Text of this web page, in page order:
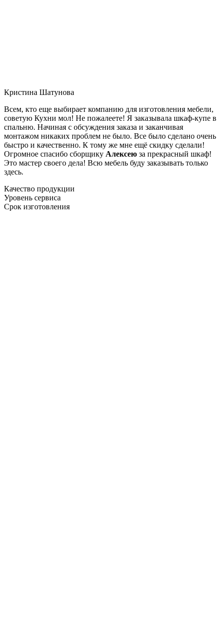
Кристина Шатунова
Всем, кто еще выбирает компанию для изготовления мебели,
советую Кухни мол! Не пожалеете! Я заказывала шкаф-купе в
спальню. Начиная с обсуждения заказа и заканчивая
монтажом никаких проблем не было. Все было сделано очень
быстро и качественно. К тому же мне ещё скидку сделали!
Огромное спасибо сборщику Алексею за прекрасный шкаф!
Это мастер своего дела! Всю мебель буду заказывать только
здесь.
Качество продукции
Уровень сервиса
Срок изготовления